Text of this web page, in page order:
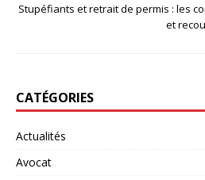
Stupéfiants et retrait de permis : les
et
CATÉGORIES
Actualités
Avocat